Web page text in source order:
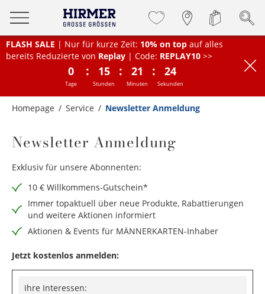
FLASH SALE | Nur für kurze Zeit: 10% on topauf alles
bereits Reduzierte von Replay| Code: REPLAY10>>
0
Tage
: 15
Stunden
: 21
Minuten
: 24
Sekunden
Homepage Service Newsletter Anmeldung
Newsletter Anmeldung
Exklusiv für unsere Abonnenten:
10 € Willkommens-Gutschein*
Immer topaktuell über neue Produkte, Rabattierungen
und weitere Aktionen informiert
Aktionen & Events für MÄNNERKARTEN-Inhaber
Jetzt kostenlos anmelden:
Ihre Interessen: